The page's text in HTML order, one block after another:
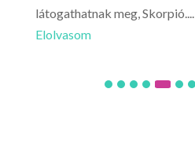
látogathatnak meg, Skorpió....
Elolvasom